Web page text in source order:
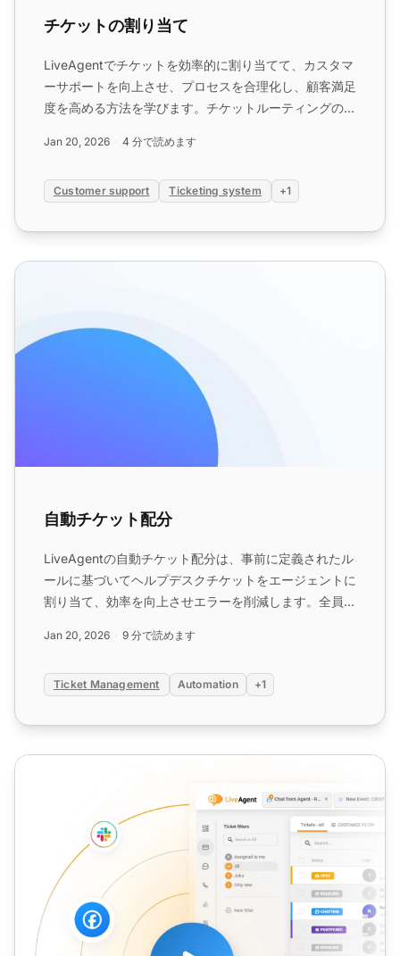
チケットの割り当て
LiveAgentでチケットを効率的に割り当てて、カスタマ
ーサポートを向上させ、プロセスを合理化し、顧客満足
度を高める方法を学びます。チケットルーティングの基
化を使用します。...
Jan 20, 2026 4 分で読めます
Customer support Ticketing system +1
自動チケット配分
自動チケット配分
LiveAgentの自動チケット配分は、事前に定義されたル
ールに基づいてヘルプデスクチケットをエージェントに
割り当て、効率を向上させエラーを削減します。全員に
し、カスタマーサービスワークフローを最適化しま
Jan 20, 2026 9 分で読めます
Ticket Management Automation +1
チケット管理